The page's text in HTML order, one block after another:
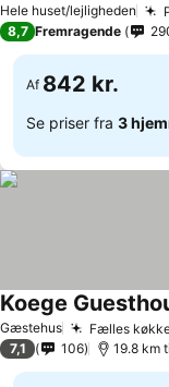
Hele huset/lejligheden
8,7 Fremragende
Af 842 kr.
Se priser fra 3
Gæstehus Fælles
Koege
7,1 106 19.8 km